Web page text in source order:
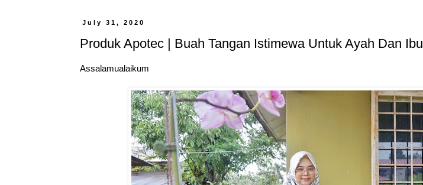
July 31, 2020
Produk Apotec | Buah Tangan Istimewa Untuk Ayah Dan Ibu
Assalamualaikum